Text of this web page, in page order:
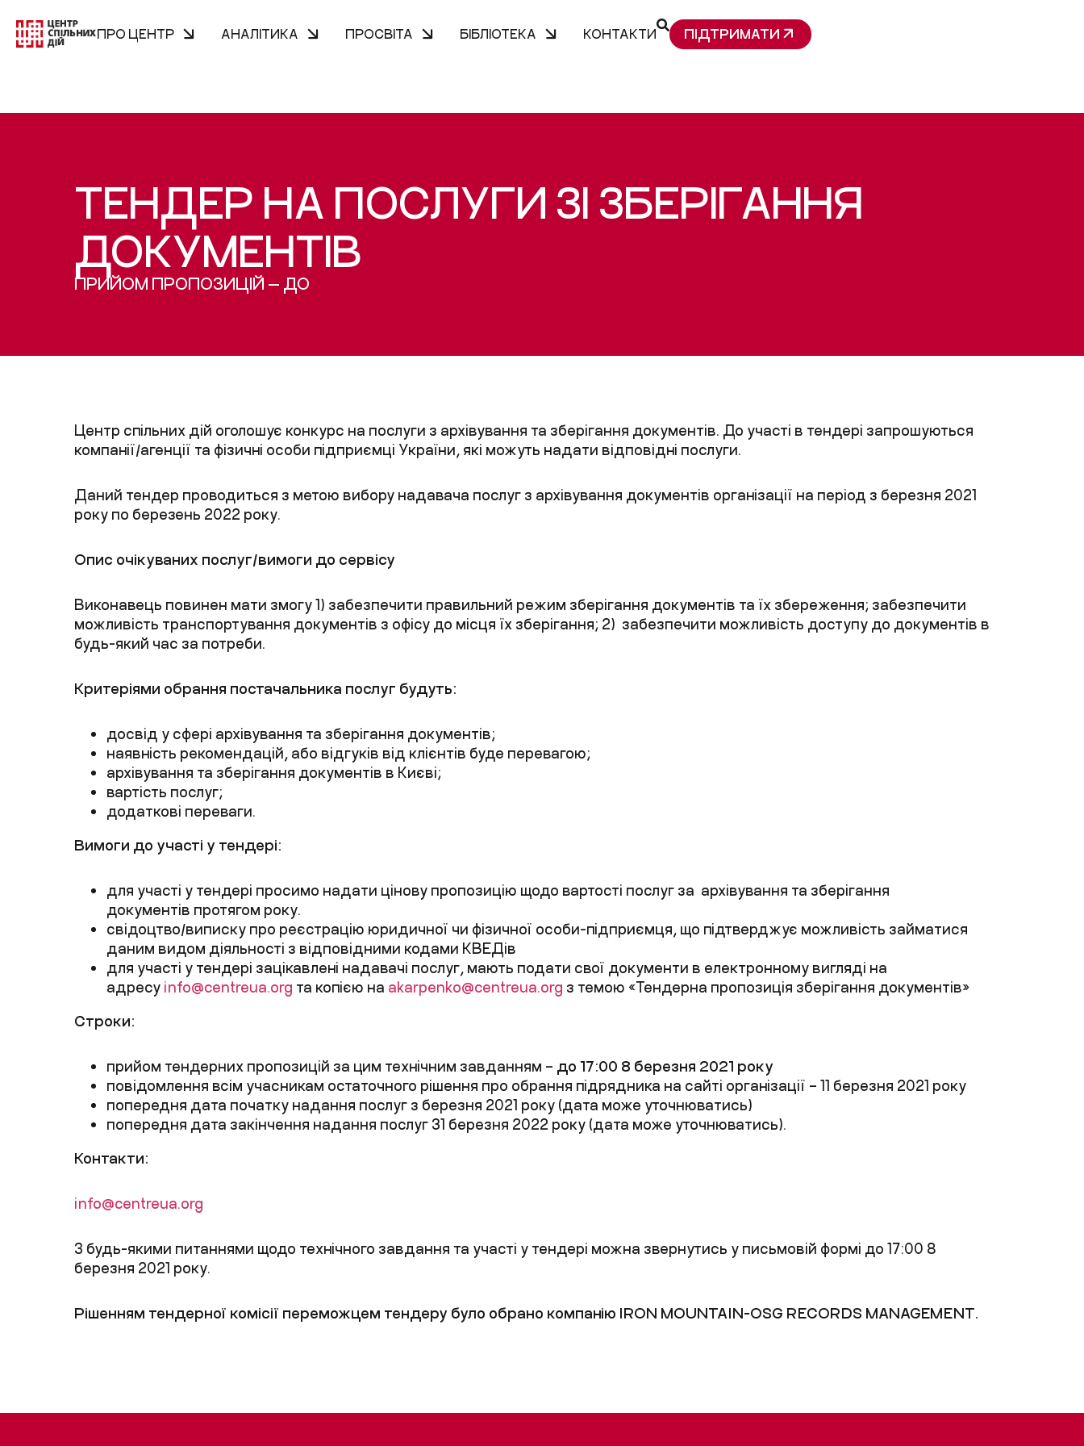
ПРО ЦЕНТР АНАЛІТИКА ПРОСВІТА БІБЛІОТЕКА КОНТАКТИ ПІДТРИМАТИ
ТЕНДЕР НА ПОСЛУГИ ЗІ ЗБЕРІГАННЯ
ДОКУМЕНТІВ
ПРИЙОМ ПРОПОЗИЦІЙ — ДО
Центр спільних дій оголошує конкурс на послуги з архівування та зберігання документів. До участі в тендері запрошуються
компанії/агенції та фізичні особи підприємці України, які можуть надати відповідні послуги.
Даний тендер проводиться з метою вибору надавача послуг з архівування документів організації на період з березня 2021
року по березень 2022 року.
Опис очікуваних послуг/вимоги до сервісу
Виконавець повинен мати змогу 1) забезпечити правильний режим зберігання документів та їх збереження; забезпечити
можливість транспортування документів з офісу до місця їх зберігання; 2) забезпечити можливість доступу до документів в
будь-який час за потреби.
Критеріями обрання постачальника послуг будуть:
досвід у сфері архівування та зберігання документів;
наявність рекомендацій, або відгуків від клієнтів буде перевагою;
архівування та зберігання документів в Києві;
вартість послуг;
додаткові переваги.
Вимоги до участі у тендері:
для участі у тендері просимо надати цінову пропозицію щодо вартості послуг за архівування та зберігання
документів протягом року.
свідоцтво/виписку про реєстрацію юридичної чи фізичної особи-підприємця, що підтверджує можливість займатися
даним видом діяльності з відповідними кодами КВЕДів
для участі у тендері зацікавлені надавачі послуг, мають подати свої документи в електронному вигляді на
адресу info@centreua.org та копією на akarpenko@centreua.org з темою «Тендерна пропозиція зберігання документів»
Строки:
прийом тендерних пропозицій за цим технічним завданням – до 17:00 8 березня 2021 року
повідомлення всім учасникам остаточного рішення про обрання підрядника на сайті організації – 11 березня 2021 року
попередня дата початку надання послуг з березня 2021 року (дата може уточнюватись)
попередня дата закінчення надання послуг 31 березня 2022 року (дата може уточнюватись).
Контакти:
info@centreua.org
З будь-якими питаннями щодо технічного завдання та участі у тендері можна звернутись у письмовій формі до 17:00 8
березня 2021 року.
Рішенням тендерної комісії переможцем тендеру було обрано компанію IRON MOUNTAIN-OSG RECORDS MANAGEMENT.